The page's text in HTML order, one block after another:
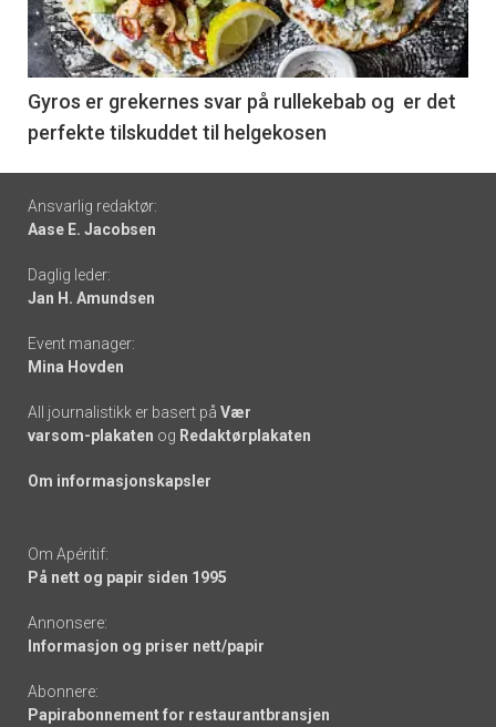
nå
-
6
Gyros er grekernes svar på rullekebab og er det
perfekte tilskuddet til helgekosen
Footer
-
links
Ansvarlig redaktør:
Aase E. Jacobsen
Daglig leder:
Jan H. Amundsen
Event manager:
Mina Hovden
All journalistikk er basert på Vær
varsom-plakaten og Redaktørplakaten
Om informasjonskapsler
Om Apéritif:
På nett og papir siden 1995
Annonsere:
Informasjon og priser nett/papir
Abonnere:
Papirabonnement for restaurantbransjen